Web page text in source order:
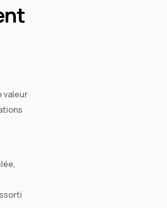
valeur